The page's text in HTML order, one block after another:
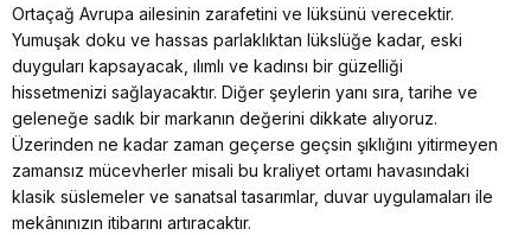
Ortaçağ Avrupa ailesinin zarafetini ve lüksünü verecektir.
Yumuşak doku ve hassas parlaklıktan lükslüğe kadar, eski
duyguları kapsayacak, ılımlı ve kadınsı bir güzelliği
hissetmenizi sağlayacaktır. Diğer şeylerin yanı sıra, tarihe ve
geleneğe sadık bir markanın değerini dikkate alıyoruz.
Üzerinden ne kadar zaman geçerse geçsin şıklığını yitirmeyen
zamansız mücevherler misali bu kraliyet ortamı havasındaki
klasik süslemeler ve sanatsal tasarımlar, duvar uygulamaları ile
mekânınızın itibarını artıracaktır.